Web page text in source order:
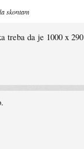
skontam
treba da je 1000 x 290